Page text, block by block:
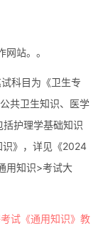
站。。
科目为《卫生专
共卫生知识、医学
护理学基础知识
识》，详见《2024
用知识>考试大
试《通用知识》教